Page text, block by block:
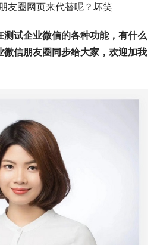
友圈网页来代替呢？坏笑
试企业微信的各种功能，有什么
信朋友圈同步给大家，欢迎加我